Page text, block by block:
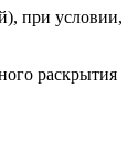
при условии,
раскрытия